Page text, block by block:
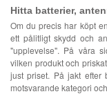
Hitta batterier,
Om du precis har köpt
ett pålitligt skydd och
"upplevelse". På våra
vilken produkt och
just priset. På jakt efter
motsvarande kategori